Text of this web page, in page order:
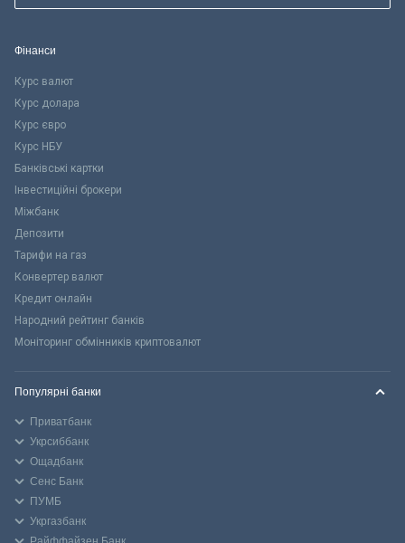
Фінанси
Курс валют
Курс долара
Курс євро
Курс НБУ
Банківські картки
Інвестиційні брокери
Міжбанк
Депозити
Тарифи на газ
Конвертер валют
Кредит онлайн
Народний рейтинг банків
Моніторинг обмінників криптовалют
Популярні банки
Приватбанк
Укрсиббанк
Ощадбанк
Сенс Банк
ПУМБ
Укргазбанк